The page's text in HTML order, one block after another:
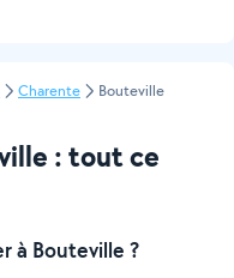
Charente Bouteville
: tout ce
à Bouteville ?